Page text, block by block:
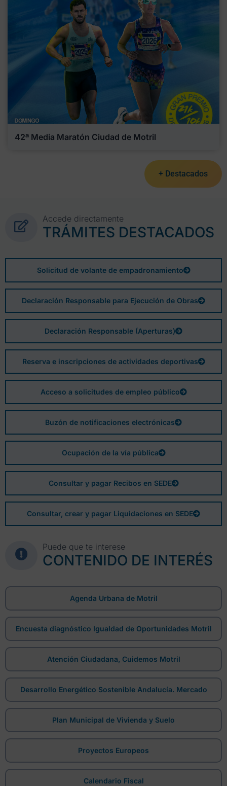
42ª Media Maratón Ciudad de Motril
+ Destacados
Accede directamente
TRÁMITES DESTACADOS
Solicitud de volante de empadronamiento
Declaración Responsable para Ejecución de Obras
Declaración Responsable (Aperturas)
Reserva e inscripciones de actividades deportivas
Acceso a solicitudes de empleo público
Buzón de notificaciones electrónicas
Ocupación de la vía pública
Consultar y pagar Recibos en SEDE
Consultar, crear y pagar Liquidaciones en SEDE
Puede que te interese
CONTENIDO DE INTERÉS
Agenda Urbana de Motril
Encuesta diagnóstico Igualdad de Oportunidades Motril
Atención Ciudadana, Cuidemos Motril
Desarrollo Energético Sostenible Andalucía. Mercado
Plan Municipal de Vivienda y Suelo
Proyectos Europeos
Calendario Fiscal